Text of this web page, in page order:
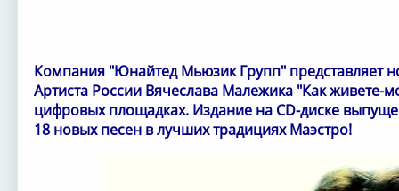
Компания "Юнайтед Мьюзик Групп" представляет
Артиста России Вячеслава Малежика "Как
цифровых площадках. Издание на CD-диске
18 новых песен в лучших традициях Маэстро!